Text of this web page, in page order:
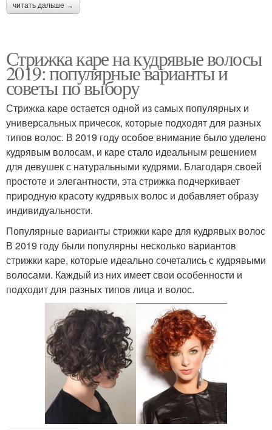
читать дальше →
Стрижка каре на кудрявые волосы
2019: популярные варианты и
советы по выбору
Стрижка каре остается одной из самых популярных и
универсальных причесок, которые подходят для разных
типов волос. В 2019 году особое внимание было уделено
кудрявым волосам, и каре стало идеальным решением
для девушек с натуральными кудрями. Благодаря своей
простоте и элегантности, эта стрижка подчеркивает
природную красоту кудрявых волос и добавляет образу
индивидуальности.
Популярные варианты стрижки каре для кудрявых волос
В 2019 году были популярны несколько вариантов
стрижки каре, которые идеально сочетались с кудрявыми
волосами. Каждый из них имеет свои особенности и
подходит для разных типов лица и волос.